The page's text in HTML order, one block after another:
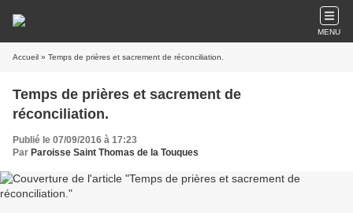
MENU
Accueil » Temps de prières et sacrement de réconciliation.
Temps de prières et sacrement de
réconciliation.
Publié le 07/09/2016 à 17:23
Par Paroisse Saint Thomas de la Touques